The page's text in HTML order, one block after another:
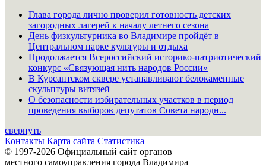
Глава города лично проверил готовность детских
загородных лагерей к началу летнего сезона
День физкультурника во Владимире пройдёт в
Центральном парке культуры и отдыха
Продолжается Всероссийский историко-патриотический
конкурс «Связующая нить народов России»
В Курсантском сквере устанавливают белокаменные
скульптуры витязей
О безопасности избирательных участков в период
проведения выборов депутатов Совета народн...
свернуть
Контакты Карта сайта Статистика
© 1997-2026 Официальный сайт органов
местного самоуправления города Владимира